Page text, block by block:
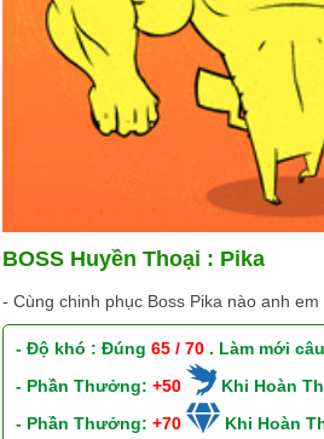
BOSS Huyền Thoại : Pika
- Cùng chinh phục Boss Pika nào anh em
- Độ khó : Đúng65 / 70 . Làm mới
- Phần Thưởng:+50
Khi Hoàn
- Phần Thưởng:+70
Khi Hoàn